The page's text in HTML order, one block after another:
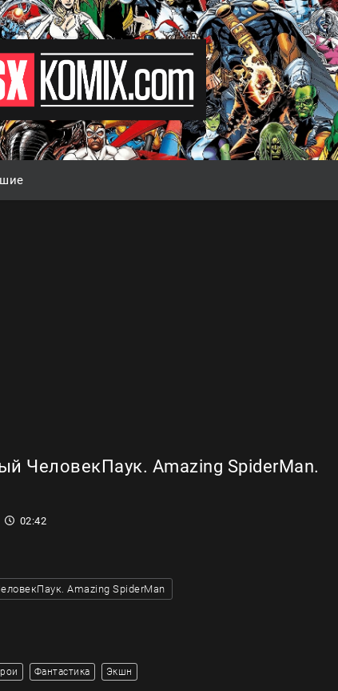
ЧеловекПаук. Amazing SpiderMan.
02:42
Amazing SpiderMan
Фантастика Экшн